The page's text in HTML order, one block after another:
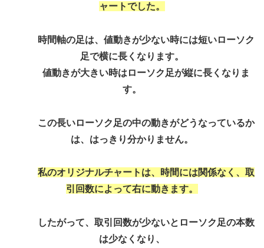
ャートでした。
時間軸の足は、値動きが少ない時には短いローソク
足で横に長くなります。
値動きが大きい時はローソク足が縦に長くなりま
す。
この長いローソク足の中の動きがどうなっているか
は、はっきり分かりません。
私のオリジナルチャートは、時間には関係なく、取
引回数によって右に動きます。
したがって、取引回数が少ないとローソク足の本数
は少なくなり、